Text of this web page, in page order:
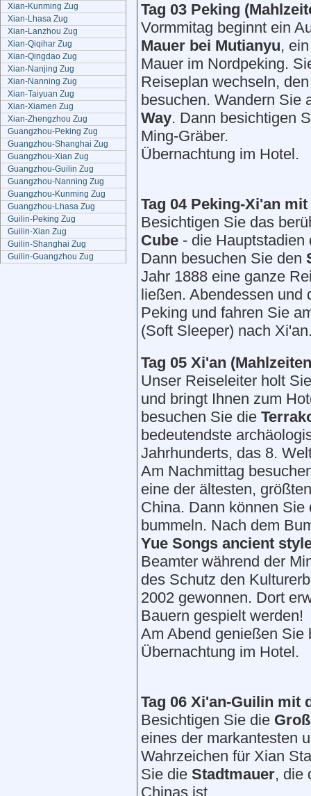
Xian-Kunming Zug
Xian-Lhasa Zug
Xian-Lanzhou Zug
Xian-Qiqihar Zug
Xian-Qingdao Zug
Xian-Nanjing Zug
Xian-Nanning Zug
Xian-Taiyuan Zug
Xian-Xiamen Zug
Xian-Zhengzhou Zug
Guangzhou-Peking Zug
Guangzhou-Shanghai Zug
Guangzhou-Xian Zug
Guangzhou-Guilin Zug
Guangzhou-Nanning Zug
Guangzhou-Kunming Zug
Guangzhou-Lhasa Zug
Guilin-Peking Zug
Guilin-Xian Zug
Guilin-Shanghai Zug
Guilin-Guangzhou Zug
Tag 03 Peking
Vormmitag beginnt ein
Mauer bei Mutianyu,
Mauer im Nordpeking.
Reiseplan wechseln,
besuchen. Wandern Sie
Way. Dann besichtigen
Ming-Gräber.
Übernachtung im Hotel.
Tag 04 Peking-Xi'an
Besichtigen Sie das
Cube - die
Dann besuchen Sie den
Jahr 1888 eine ganze
ließen. Abendessen und
Peking und fahren Sie
(Soft Sleeper) nach
Tag 05 Xi'an (Mahlzeiten
Unser Reiseleiter holt
und bringt Ihnen zum
besuchen Sie die
bedeutendste
Jahrhunderts, das 8.
Am Nachmittag
eine der ältesten,
China. Dann können
bummeln. Nach dem
Yue Songs ancient
Beamter während der
des Schutz den
2002 gewonnen. Dort
Bauern gespielt werden!
Am Abend genießen
Übernachtung im Hotel.
Tag 06 Xi'an-Guilin mit
Besichtigen Sie die
eines der markantesten
Wahrzeichen für Xian
Sie die Stadtmauer, die
Chinas ist.